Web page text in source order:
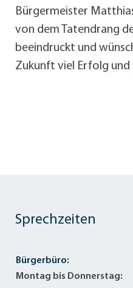
Bürgermeister
von dem Tatendrang
beeindruckt und
Zukunft viel Erfolg und
Sprechzeiten
Bürgerbüro:
Montag bis Donnerstag: